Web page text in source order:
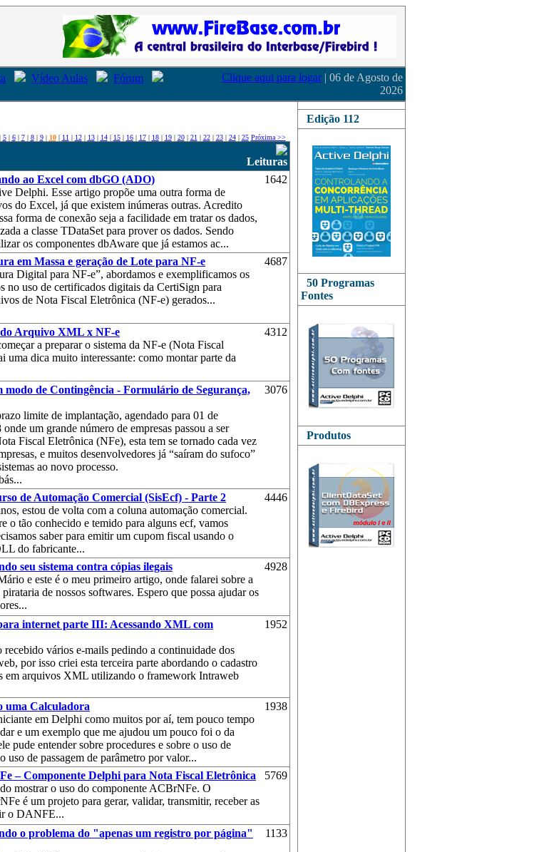
Vídeo Aulas
Fórum
Clique aqui para logar | 06 de Agosto de
2026
5| 6| 7| 8| 9| 10| 11 | 12| 13| 14| 15| 16| 17| 18| 19| 20| 21 | 22| 23| 24| 25 Próxima >>
Leituras
ao Excel com dbGO (ADO)
Delphi. Esse artigo propõe uma outra forma de
do Excel, já que existem inúmeras outras. Acredito
forma de conexão seja a facilidade em tratar os dados,
a classe TDataSet para prover os dados. Sendo
os componentes dbAware que já estamos ac...
1642
em Massa e geração de Lote para NF-e
Digital para NF-e”, abordamos e exemplificamos os
no uso de certificados digitais da CertiSign para
de Nota Fiscal Eletrônica (NF-e) gerados...
4687
Arquivo XML x NF-e
a preparar o sistema da NF-e (Nota Fiscal
uma dica muito interessante: como montar parte da
4312
modo de Contingência - Formulário de Segurança,
limite de implantação, agendado para 01 de
um grande número de empresas passou a ser
Fiscal Eletrônica (NFe), esta tem se tornado cada vez
e muitos desenvolvedores já “saíram do sufoco”
ao novo processo.
3076
de Automação Comercial (SisEcf) - Parte 2
estou de volta com a coluna automação comercial.
o tão conhecido e temido para alguns ecf, vamos
saber para emitir um cupom fiscal usando o
do fabricante...
4446
seu sistema contra cópias ilegais
e este é o meu primeiro artigo, onde falarei sobre a
de nossos softwares. Espero que possa ajudar os
4928
internet parte III: Acessando XML com
recebido vários e-mails pedindo a continuidade dos
por isso criei esta terceira parte abordando o cadastro
em arquivos XML utilizando o framework Intraweb
1952
uma Calculadora
em Delphi como muitos por aí, tem pouco tempo
e um exemplo que me ajudou um pouco foi o da
pude entender sobre procedures e sobre o uso de
uso de passagem de parâmetro por valor...
1938
– Componente Delphi para Nota Fiscal Eletrônica
mostrar o uso do componente ACBrNFe. O
é um projeto para gerar, validar, transmitir, receber as
o DANFE...
5769
o problema do "apenas um registro por página"
1133
Edição 112
50 Programas
Fontes
Produtos